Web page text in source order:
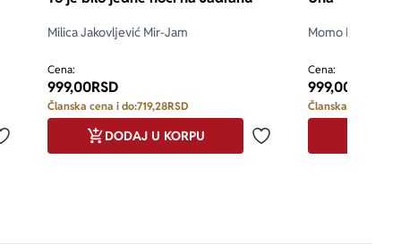
Dodaj u omiljene
Milica Jakovljević Mir-Jam
Cena:
999,00RSD
Članska cena i do:719,28RSD
Dodaj u omiljene
DODAJ U KORPU
Momo Kapor
Cena:
999,00
Članska cena i do: